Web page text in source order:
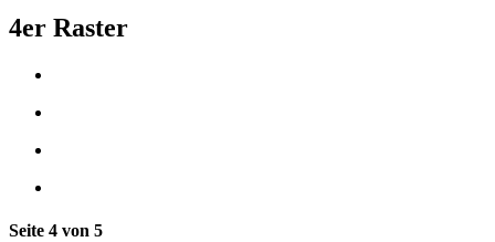
4er Raster
Seite 4 von 5